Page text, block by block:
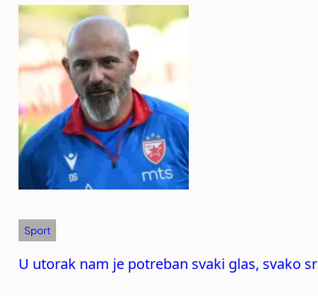
Sport
U utorak nam je potreban svaki glas, svako